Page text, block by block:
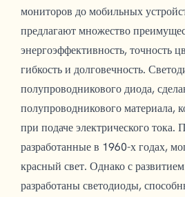
мониторов до мобильных
предлагают множество
энергоэффективность, точность
гибкость и долговечность.
полупроводникового диода,
полупроводникового материала,
при подаче электрического тока.
разработанные в 1960-х годах,
красный свет. Однако с
разработаны светодиоды,